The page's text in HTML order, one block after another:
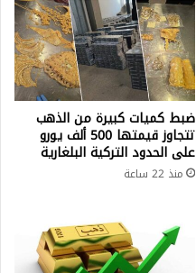
ضبط كميات كبيرة من الذهب
تتجاوز قيمتها 500 ألف يورو
على الحدود التركية البلغارية
منذ 22 ساعة